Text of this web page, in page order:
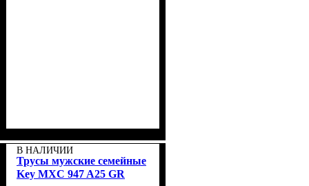
В НАЛИЧИИ
Трусы мужские семейные
Key MXC 947 A25 GR